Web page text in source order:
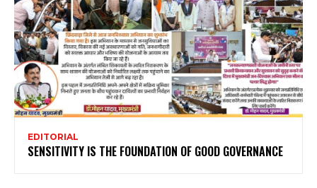
EDITORIAL
SENSITIVITY IS THE FOUNDATION OF GOOD GOVERNANCE